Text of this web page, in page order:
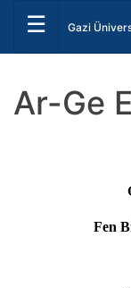
☰ Gazi
Ar-Ge
Fen